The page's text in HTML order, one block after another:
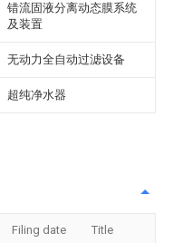
错流固液分离动态膜系统
及装置
无动力全自动过滤设备
超纯净水器
Filing date Title